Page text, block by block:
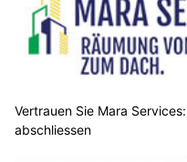
Vertrauen Sie Mara
abschliessen